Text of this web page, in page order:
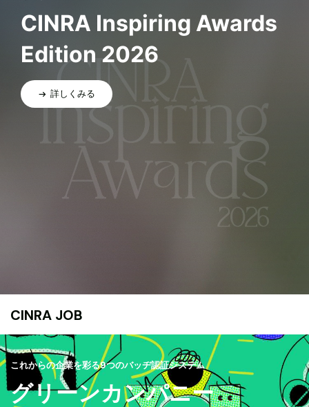
CINRA Inspiring Awards
Edition 2026
詳しくみる
CINRA JOB
これからの企業を彩る9つのバッヂ認証システム
グリーンカンパニー